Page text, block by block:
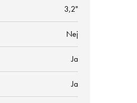
3,2"
Nej
Ja
Ja